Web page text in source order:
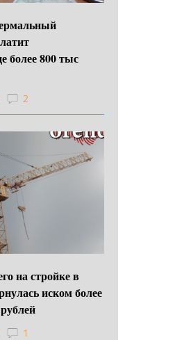
более 800 тыс
2
на стройке в
иском более
1